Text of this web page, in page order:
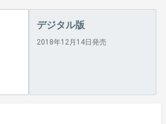
デジタル版
2018年12月14日発売